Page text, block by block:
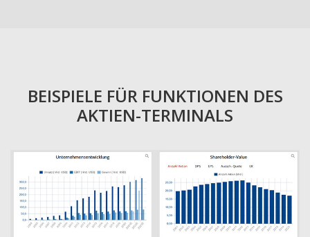
BEISPIELE FÜR FUNKTIONEN DES
AKTIEN-TERMINALS